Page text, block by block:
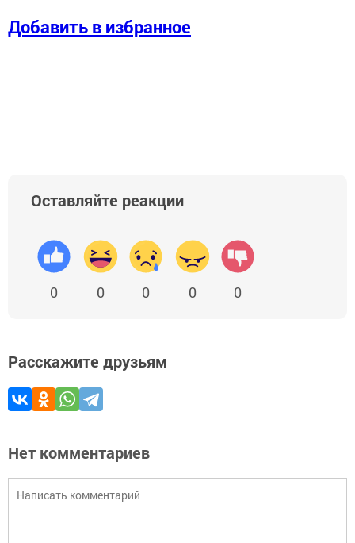
Добавить в избранное
Оставляйте реакции
0 0 0 0 0
Расскажите друзьям
Нет комментариев